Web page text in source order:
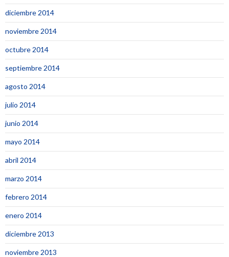
diciembre 2014
noviembre 2014
octubre 2014
septiembre 2014
agosto 2014
julio 2014
junio 2014
mayo 2014
abril 2014
marzo 2014
febrero 2014
enero 2014
diciembre 2013
noviembre 2013